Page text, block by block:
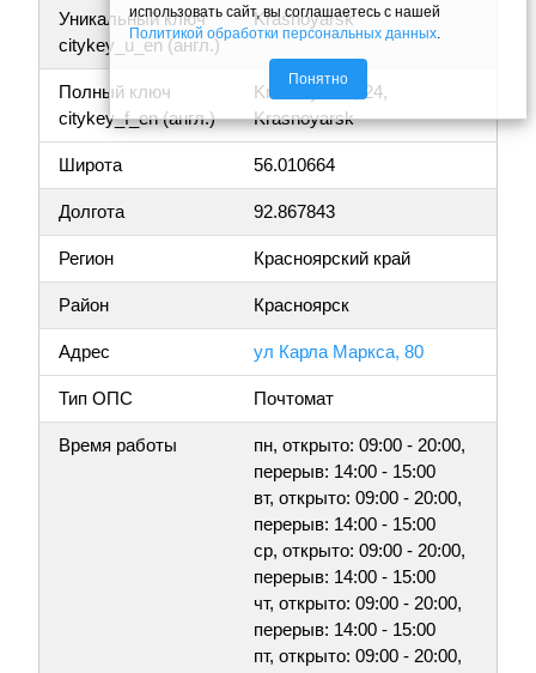
Уникальный ключ
citykey_u_en (англ.)
Krasnoyarsk
Полный ключ
citykey_f_en (англ.)
Krasnoyarsk, 24,
Krasnoyarsk
Широта 56.010664
Долгота 92.867843
Регион Красноярский край
Район Красноярск
Адрес ул Карла Маркса, 80
Тип ОПС Почтомат
Время работы
пн, открыто: 09:00 - 20:00,
перерыв: 14:00 - 15:00
вт, открыто: 09:00 - 20:00,
перерыв: 14:00 - 15:00
ср, открыто: 09:00 - 20:00,
перерыв: 14:00 - 15:00
чт, открыто: 09:00 - 20:00,
перерыв: 14:00 - 15:00
пт, открыто: 09:00 - 20:00,
использовать сайт, вы соглашаетесь с нашей
Политикой обработки персональных данных.
Понятно